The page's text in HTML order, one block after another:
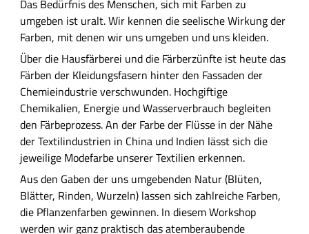
A
u
s
f
ü
h
r
l
i
c
h
e
B
e
Das Bedürfnis des Menschen, sich mit Farben zu
umgeben ist uralt. Wir kennen die seelische Wirkung der
Farben, mit denen wir uns umgeben und uns kleiden.
Über die Hausfärberei und die Färberzünfte ist heute das
Färben der Kleidungsfasern hinter den Fassaden der
Chemieindustrie verschwunden. Hochgiftige
Chemikalien, Energie und Wasserverbrauch begleiten
den Färbeprozess. An der Farbe der Flüsse in der Nähe
der Textilindustrien in China und Indien lässt sich die
jeweilige Modefarbe unserer Textilien erkennen.
Aus den Gaben der uns umgebenden Natur (Blüten,
Blätter, Rinden, Wurzeln) lassen sich zahlreiche Farben,
die Pflanzenfarben gewinnen. In diesem Workshop
werden wir ganz praktisch das atemberaubende